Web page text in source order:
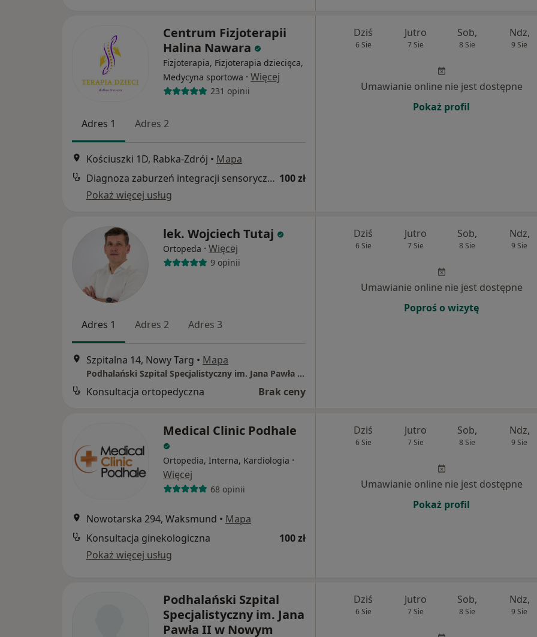
Centrum Fizjoterapii
Halina Nawara
Fizjoterapia, Fizjoterapia dziecięca,
Medycyna sportowa · Więcej
231 opinii
Adres 1 Adres 2
Kościuszki 1D, Rabka-Zdrój • Mapa
Diagnoza zaburzeń integracji sensorycznej z opinią 100 zł
Pokaż więcej usług
Dziś
6 Sie
Jutro
7 Sie
Sob,
8 Sie
Ndz,
9 Sie
Umawianie online nie jest dostępne
Pokaż profil
lek. Wojciech Tutaj
Ortopeda · Więcej
9 opinii
Adres 1 Adres 2 Adres 3
Szpitalna 14, Nowy Targ • Mapa
Podhalański Szpital Specjalistyczny im. Jana Pawła II w Nowym Targu
Konsultacja ortopedyczna Brak ceny
Dziś
6 Sie
Jutro
7 Sie
Sob,
8 Sie
Ndz,
9 Sie
Umawianie online nie jest dostępne
Poproś o wizytę
Medical Clinic Podhale
Ortopedia, Interna, Kardiologia ·
Więcej
68 opinii
Nowotarska 294, Waksmund • Mapa
Konsultacja ginekologiczna
100 zł
Pokaż więcej usług
Dziś
6 Sie
Jutro
7 Sie
Sob,
8 Sie
Ndz,
9 Sie
Umawianie online nie jest dostępne
Pokaż profil
Podhalański Szpital
Specjalistyczny im. Jana
Pawła II w Nowym
Dziś
6 Sie
Jutro
7 Sie
Sob,
8 Sie
Ndz,
9 Sie